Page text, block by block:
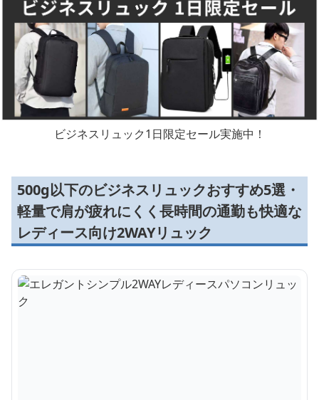
ビジネスリュック1日限定セール実施中！
500g以下のビジネスリュックおすすめ5選・
軽量で肩が疲れにくく長時間の通勤も快適な
レディース向け2WAYリュック